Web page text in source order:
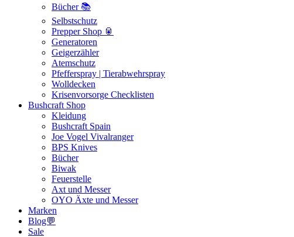
Bücher 📚
Selbstschutz
Prepper Shop 🥫
Generatoren
Geigerzähler
Atemschutz
Pfefferspray | Tierabwehrspray
Wolldecken
Krisenvorsorge Checklisten
Bushcraft Shop
Kleidung
Bushcraft Spain
Joe Vogel Vivalranger
BPS Knives
Bücher
Biwak
Feuerstelle
Axt und Messer
OYO Äxte und Messer
Marken
Blog💬
Sale